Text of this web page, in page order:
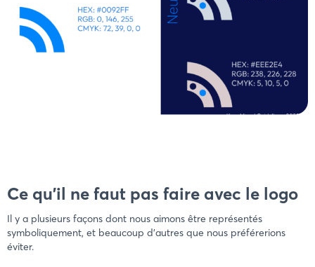
Ce qu'il ne faut pas faire avec le logo
Il y a plusieurs façons dont nous aimons être représentés
symboliquement, et beaucoup d'autres que nous préférerions
éviter.